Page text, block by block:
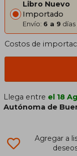
Libro Nuevo
Importado
Envío: 6 a 9 días
Costos de
Llega entre el 18
Autónoma de
Agregar a